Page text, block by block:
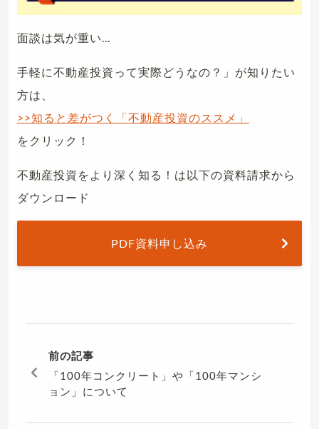
面談は気が重い...
手軽に不動産投資って実際どうなの？」が知りたい
方は、
>>知ると差がつく「不動産投資のススメ」
をクリック！
不動産投資をより深く知る！は以下の資料請求から
ダウンロード
PDF資料申し込み
前の記事
「100年コンクリート」や「100年マンシ
ョン」について